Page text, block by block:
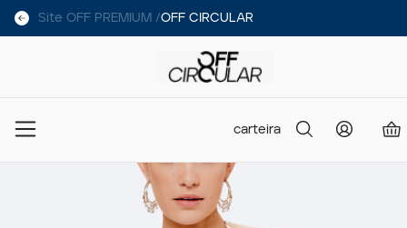
Site OFF PREMIUM /OFF CIRCULAR
carteira